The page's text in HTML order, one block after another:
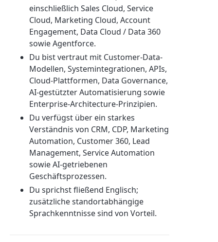
einschließlich Sales Cloud, Service
Cloud, Marketing Cloud, Account
Engagement, Data Cloud / Data 360
sowie Agentforce.
Du bist vertraut mit Customer-Data-
Modellen, Systemintegrationen, APIs,
Cloud-Plattformen, Data Governance,
AI-gestützter Automatisierung sowie
Enterprise-Architecture-Prinzipien.
Du verfügst über ein starkes
Verständnis von CRM, CDP, Marketing
Automation, Customer 360, Lead
Management, Service Automation
sowie AI-getriebenen
Geschäftsprozessen.
Du sprichst fließend Englisch;
zusätzliche standortabhängige
Sprachkenntnisse sind von Vorteil.